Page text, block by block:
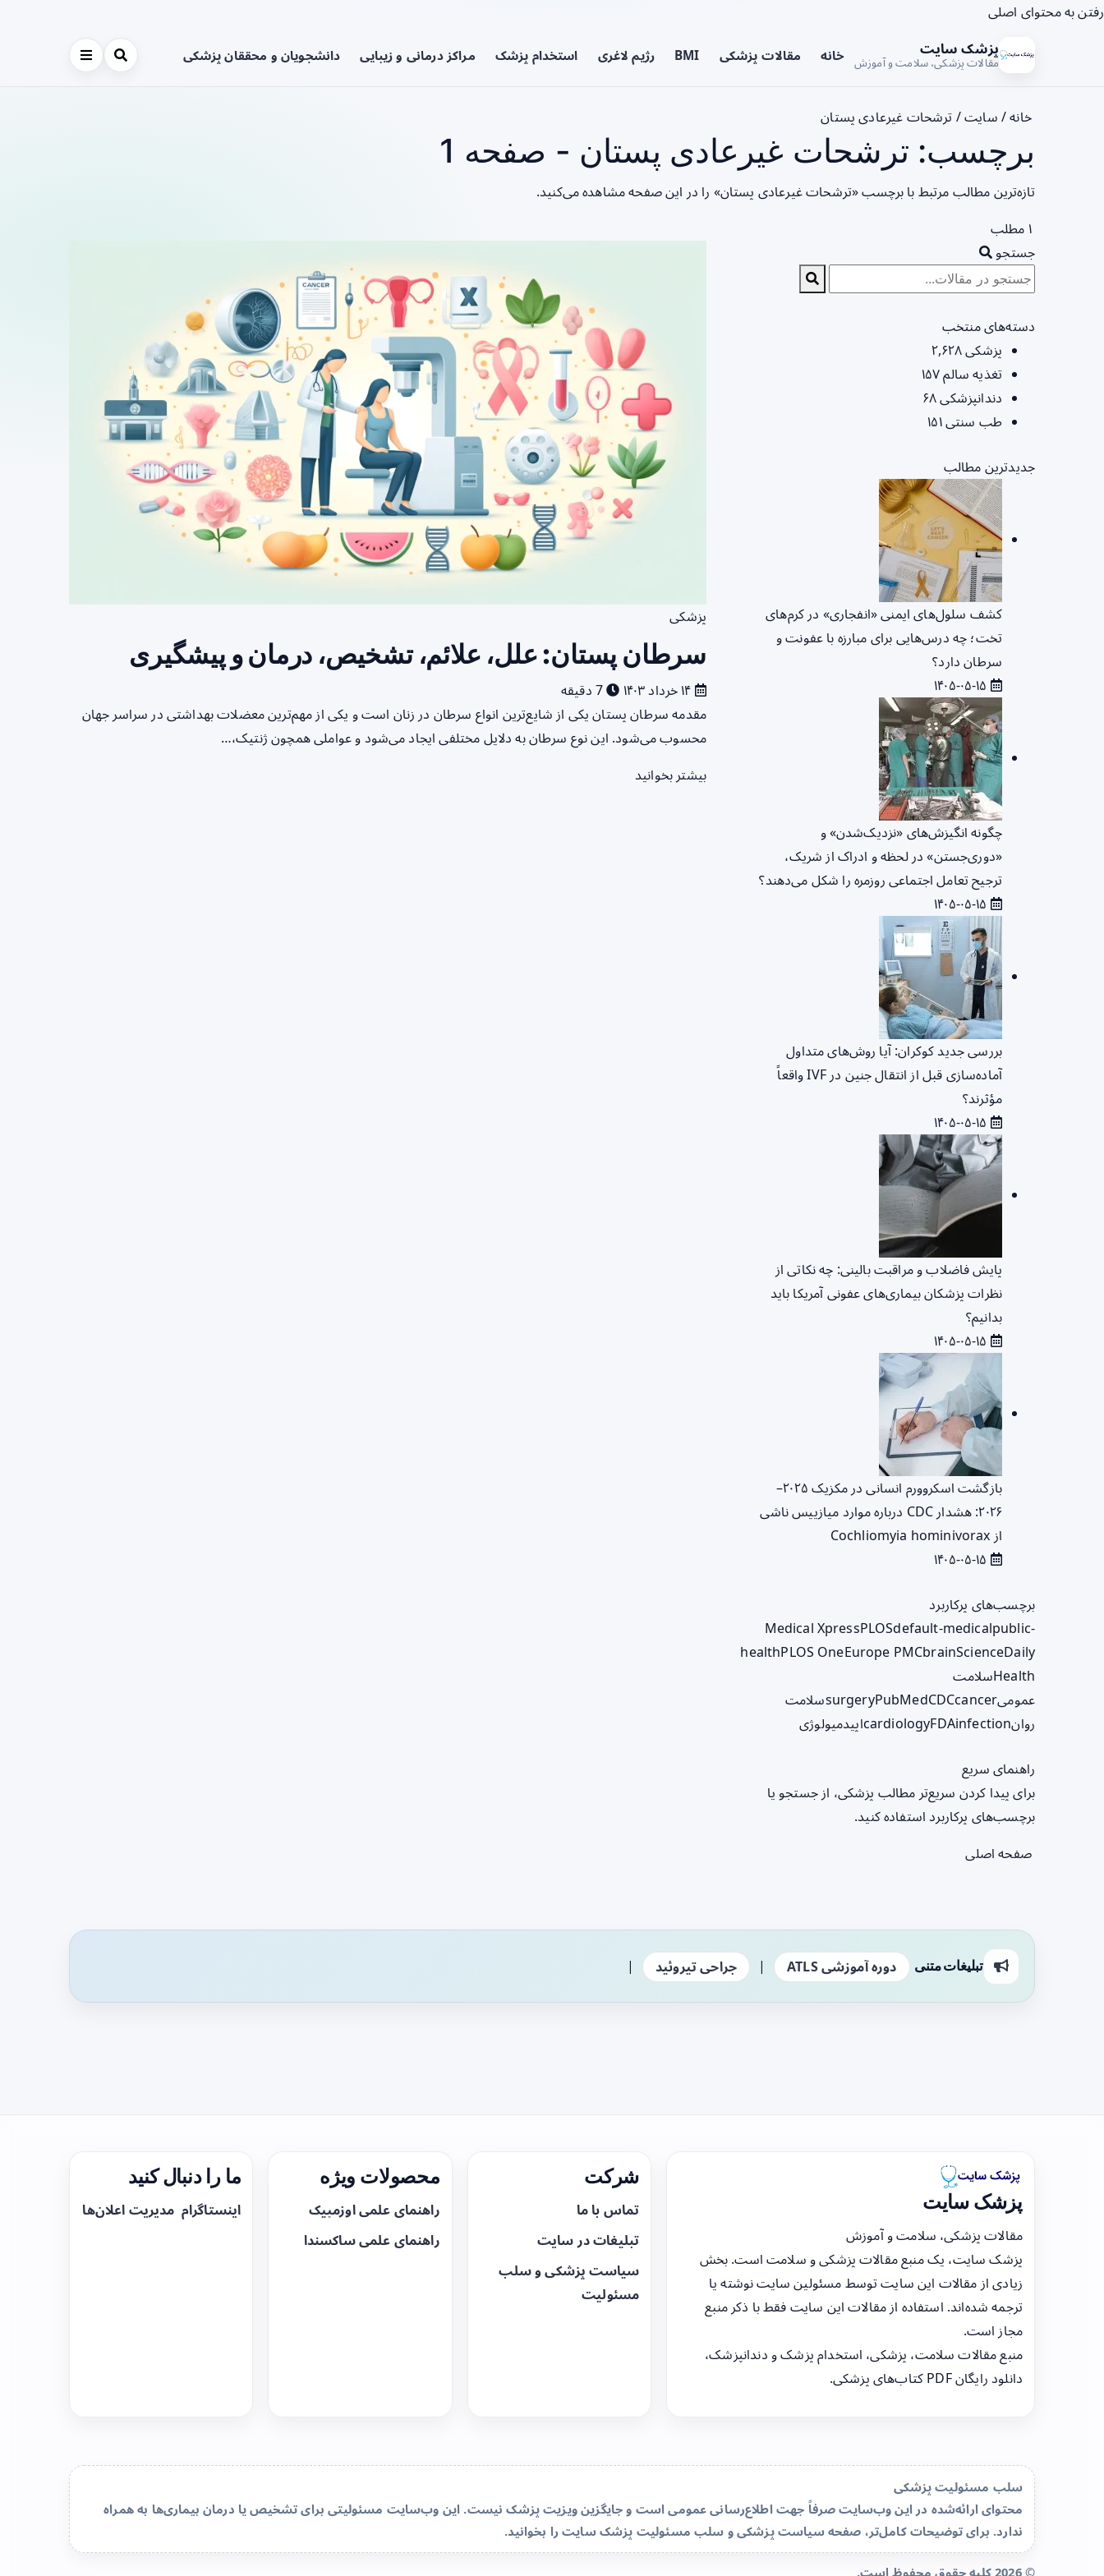
رفتن به محتوای اصلی
پزشک سایت
مقالات پزشکی، سلامت و آموزش خانه مقالات پزشکی BMI رژیم لاغری استخدام پزشک مراکز درمانی و زیبایی دانشجویان و محققان پزشکی
خانه/ سایت/ ترشحات غیرعادی پستان
برچسب: ترشحات غیرعادی پستان - صفحه 1
تازه‌ترین مطالب مرتبط با برچسب «ترشحات غیرعادی پستان» را در این صفحه مشاهده می‌کنید.
۱ مطلب
پزشکی
سرطان پستان: علل، علائم، تشخیص، درمان و پیشگیری
7 دقیقه
مقدمه سرطان پستان یکی از شایع‌ترین انواع سرطان در زنان است و یکی از مهم‌ترین معضلات بهداشتی در سراسر جهان
محسوب می‌شود. این نوع سرطان به دلایل مختلفی ایجاد می‌شود و عواملی همچون ژنتیک،…
بیشتر بخوانید
جستجو
دسته‌های منتخب
پزشکی۲,۶۲۸
تغذیه سالم۱۵۷
دندانپزشکی۶۸
طب سنتی۱۵۱
جدیدترین مطالب
کشف سلول‌های ایمنی «انفجاری» در کرم‌های
تخت؛ چه درس‌هایی برای مبارزه با عفونت و
سرطان دارد؟
چگونه انگیزش‌های «نزدیک‌شدن» و
«دوری‌جستن» در لحظه و ادراک از شریک،
ترجیح تعامل اجتماعی روزمره را شکل می‌دهند؟
بررسی جدید کوکران: آیا روش‌های متداول
آماده‌سازی قبل از انتقال جنین در IVF واقعاً
مؤثرند؟
پایش فاضلاب و مراقبت بالینی: چه نکاتی از
نظرات پزشکان بیماری‌های عفونی آمریکا باید
بدانیم؟
بازگشت اسکروورم انسانی در مکزیک ۲۰۲۵–
۲۰۲۶: هشدار CDC درباره موارد میازییس ناشی
از Cochliomyia hominivorax
برچسب‌های پرکاربرد
Medical XpressPLOSdefault-medicalpublic-
healthPLOS OneEurope PMCbrainScienceDaily
Healthسلامت
عمومی
surgeryPubMedCDCcancer
سلامت
روان
cardiologyFDAinfection اپیدمیولوژی
راهنمای سریع
برای پیدا کردن سریع‌تر مطالب پزشکی، از جستجو یا
برچسب‌های پرکاربرد استفاده کنید.
صفحه اصلی
تبلیغات متنی دوره آموزشی ATLS | جراحی تیروئید |
پزشک سایت
مقالات پزشکی، سلامت و آموزش
پزشک سایت، یک منبع مقالات پزشکی و سلامت است. بخش
زیادی از مقالات این سایت توسط مسئولین سایت نوشته یا
ترجمه شده‌اند. استفاده از مقالات این سایت فقط با ذکر منبع
مجاز است.
منبع مقالات سلامت، پزشکی، استخدام پزشک و دندانپزشک،
دانلود رایگان PDF کتاب‌های پزشکی.
شرکت
تماس با ما
تبلیغات در سایت
سیاست پزشکی و سلب
مسئولیت
محصولات ویژه
راهنمای علمی اوزمپیک
راهنمای علمی ساکسندا
ما را دنبال کنید
اینستاگرام مدیریت اعلان‌ها
سلب مسئولیت پزشکی
محتوای ارائه‌شده در این وب‌سایت صرفاً جهت اطلاع‌رسانی عمومی است و جایگزین ویزیت پزشک نیست. این وب‌سایت مسئولیتی برای تشخیص یا درمان بیماری‌ها به همراه
ندارد. برای توضیحات کامل‌تر، صفحهسیاست پزشکی و سلب مسئولیت پزشک سایترا بخوانید.
© 2026 کلیه حقوق محفوظ است.